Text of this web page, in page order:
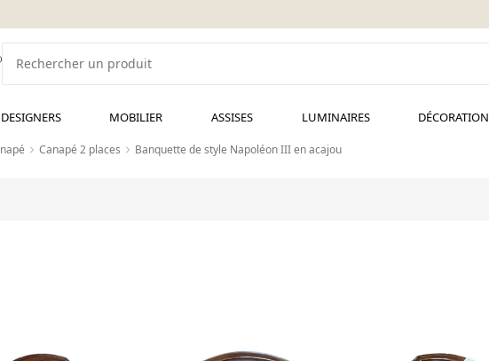
DESIGNERS MOBILIER ASSISES LUMINAIRES DÉCORATION
Canapé 2 places Banquette de style Napoléon III en acajou